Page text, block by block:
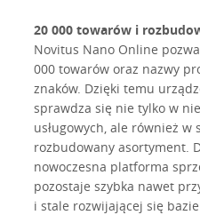
20 000 towarów i
Novitus Nano Online
000 towarów oraz nazwy
znaków. Dzięki temu
sprawdza się nie tylko w
usługowych, ale również w
rozbudowany asortyment.
nowoczesna platforma
pozostaje szybka nawet
i stale rozwijającej się